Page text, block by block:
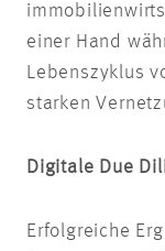
einer Hand
Lebenszyklus
starken
Digitale Due
Erfolgreiche